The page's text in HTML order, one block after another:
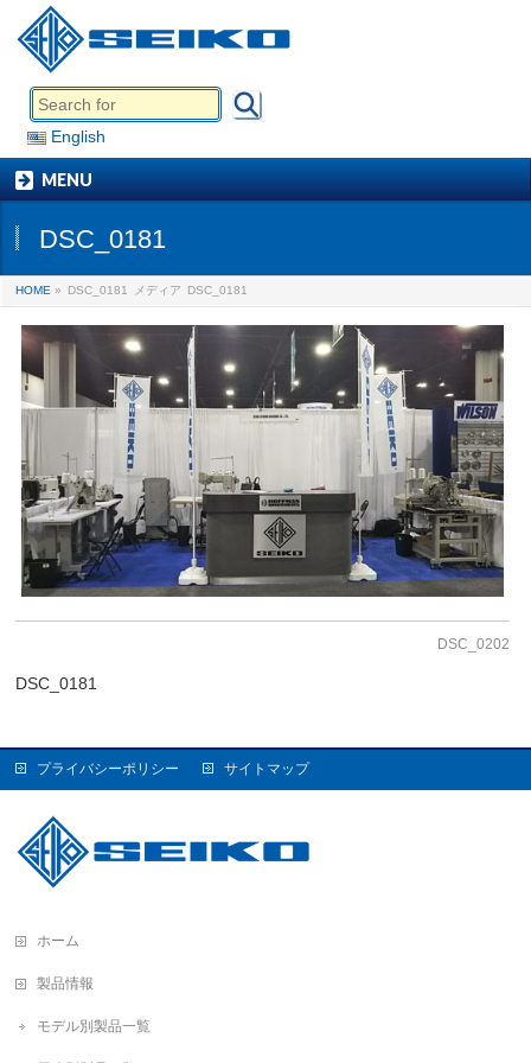
English
MENU
DSC_0181
HOME » DSC_0181 メディア DSC_0181
DSC_0202
DSC_0181
プライバシーポリシー サイトマップ
ホーム
製品情報
モデル別製品一覧